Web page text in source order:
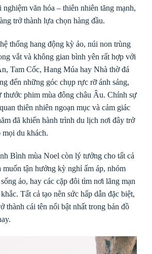
nghiệm văn hóa – thiên nhiên tăng mạnh,
trở thành lựa chọn hàng đầu.
thống hang động kỳ ảo, núi non trùng
vắt và không gian bình yên rất hợp với
Tam Cốc, Hang Múa hay Nhà thờ đá
đến những góc chụp rực rỡ ánh sáng,
thước phim mùa đông châu Âu. Chính sự
thiên nhiên ngoạn mục và cảm giác
đã khiến hành trình du lịch nơi đây trở
mọi du khách.
Bình mùa Noel còn lý tưởng cho tất cả
tận hưởng kỳ nghỉ ấm áp, nhóm
ảo, hay các cặp đôi tìm nơi lãng mạn
Tất cả tạo nên sức hấp dẫn đặc biệt,
thành cái tên nổi bật nhất trong bản đồ